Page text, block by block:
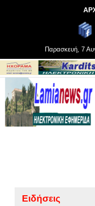
Παρασκευή, 7
Ειδήσεις